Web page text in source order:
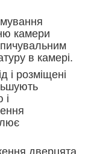
камери
в камері.
і розміщені
і